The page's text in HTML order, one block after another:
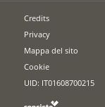
Credits
Privacy
Mappa del sito
Cookie
UID: IT01608700215